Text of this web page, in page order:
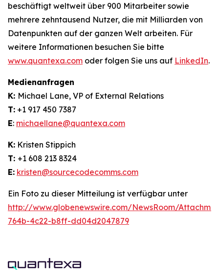
beschäftigt weltweit über 900 Mitarbeiter sowie
mehrere zehntausend Nutzer, die mit Milliarden von
Datenpunkten auf der ganzen Welt arbeiten. Für
weitere Informationen besuchen Sie bitte
www.quantexa.com oder folgen Sie uns auf LinkedIn.
Medienanfragen
K: Michael Lane, VP of External Relations
T: +1 917 450 7387
E: michaellane@quantexa.com
K: Kristen Stippich
T: +1 608 213 8324
E: kristen@sourcecodecomms.com
Ein Foto zu dieser Mitteilung ist verfügbar unter
http://www.globenewswire.com/NewsRoom/
764b-4c22-b8ff-dd04d2047879